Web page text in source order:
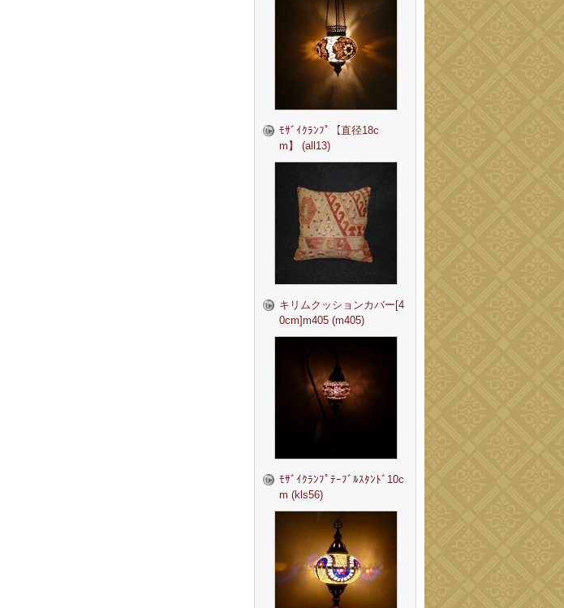
ﾓｻﾞｲｸﾗﾝﾌﾟ【直径18c
m】 (all13)
キリムクッションカバー[4
0cm]m405 (m405)
ﾓｻﾞｲｸﾗﾝﾌﾟﾃｰﾌﾞﾙｽﾀﾝﾄﾞ10c
m (kls56)